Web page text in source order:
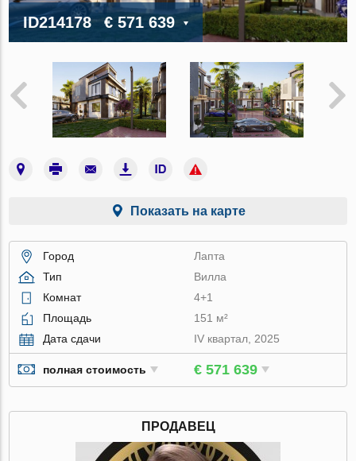
ID214178 € 571 639
Показать на карте
Город
Лапта
Тип
Вилла
Комнат
4+1
Площадь
151 м²
Дата сдачи
IV квартал, 2025
полная стоимость € 571 639
ПРОДАВЕЦ